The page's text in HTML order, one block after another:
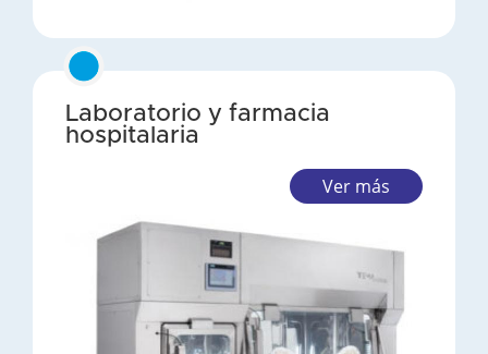
Laboratorio y farmacia
hospitalaria
Ver más